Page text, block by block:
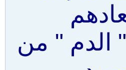
الدم " من